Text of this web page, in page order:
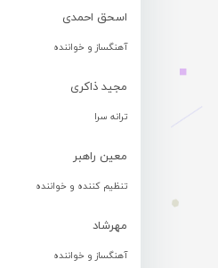
اسحق احمدی
آهنگساز و خواننده
مجید ذاکری
ترانه سرا
معین راهبر
تنظیم کننده و خواننده
مهرشاد
آهنگساز و خواننده